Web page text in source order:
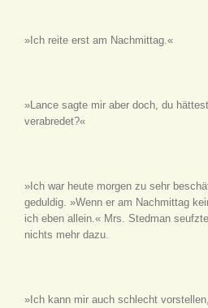
»Ich reite erst am Nachmittag.«
»Lance sagte mir aber doch, du
verabredet?«
»Ich war heute morgen zu sehr
geduldig. »Wenn er am Nachmittag
ich eben allein.« Mrs. Stedman
nichts mehr dazu.
»Ich kann mir auch schlecht